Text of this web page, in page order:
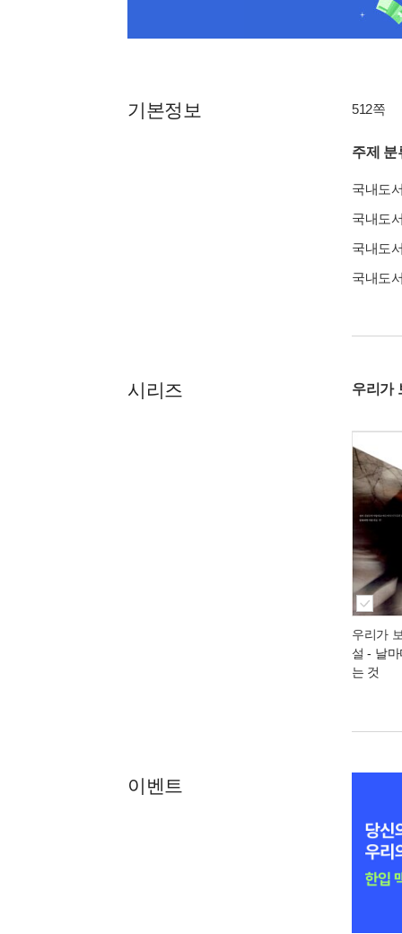
기본정보 512쪽
주제 분
국내도
국내도
국내도
국내도
시리즈 우리가
우리가
설 - 날
는 것
이벤트